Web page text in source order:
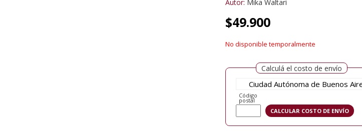
Autor: Mika Waltari
$49.900
No disponible temporalmente
Calculá el costo de envío
Código
postal